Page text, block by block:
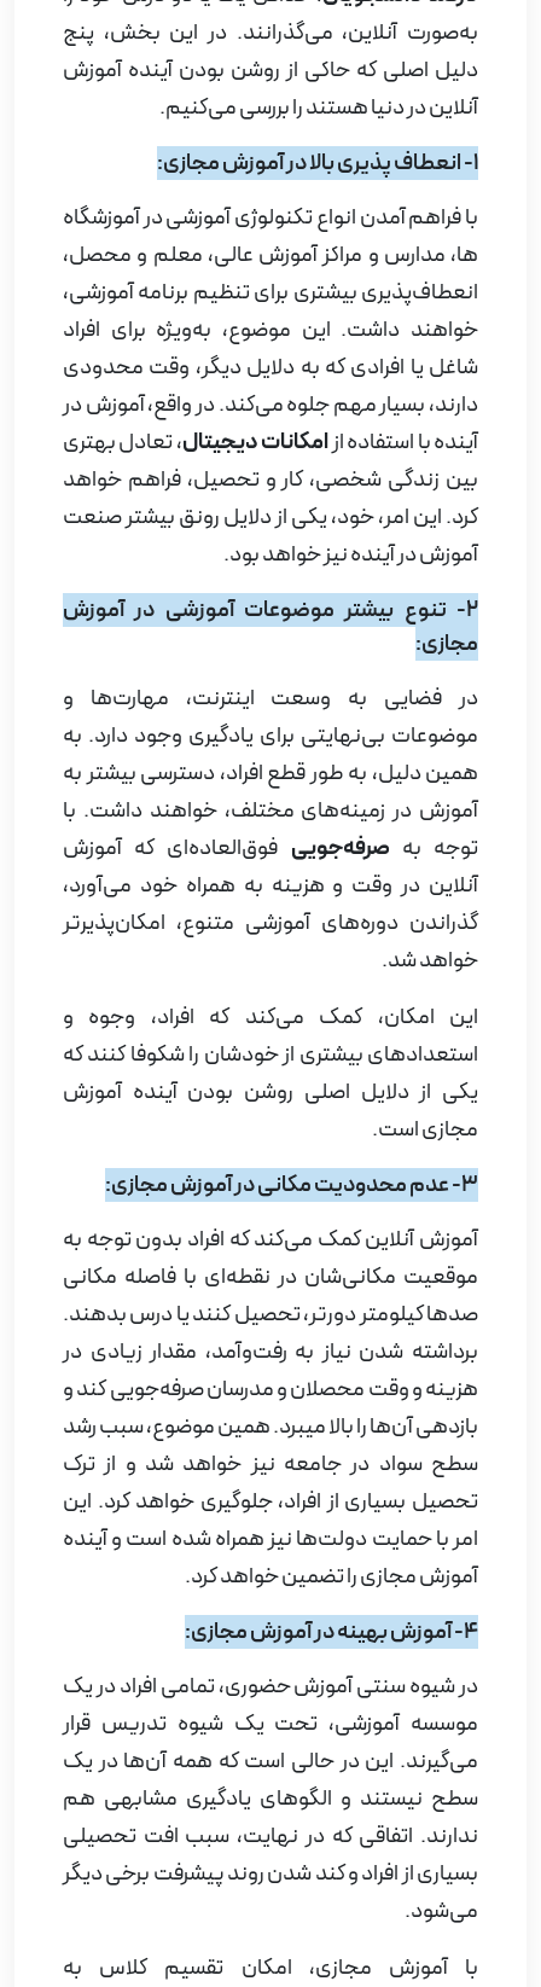
به‌صورت آنلاین، می‌گذرانند. در این بخش، پنج
دلیل اصلی که حاکی از روشن بودن آینده آموزش
آنلاین در دنیا هستند را بررسی می‌کنیم.
1- انعطاف پذیری بالا در آموزش مجازی:
با فراهم آمدن انواع تکنولوژی آموزشی در آموزشگاه
ها، مدارس و مراکز آموزش عالی، معلم و محصل،
انعطاف‌پذیری بیشتری برای تنظیم برنامه آموزشی،
خواهند داشت. این موضوع، به‌ویژه برای افراد
شاغل یا افرادی که به دلایل دیگر، وقت محدودی
دارند، بسیار مهم جلوه می‌کند. در واقع، آموزش در
آینده با استفاده ازامکانات دیجیتال، تعادل بهتری
بین زندگی شخصی، کار و تحصیل، فراهم خواهد
کرد. این امر، خود، یکی از دلایل رونق بیشتر صنعت
آموزش در آینده نیز خواهد بود.
2- تنوع بیشتر موضوعات آموزشی در آموزش
مجازی:
در فضایی به وسعت اینترنت، مهارت‌ها و
موضوعات بی‌نهایتی برای یادگیری وجود دارد. به
همین دلیل، به طور قطع افراد، دسترسی بیشتر به
آموزش در زمینه‌های مختلف، خواهند داشت. با
توجه به صرفه‌جویی فوق‌العاده‌ای که آموزش
آنلاین در وقت و هزینه به همراه خود می‌آورد،
گذراندن دوره‌های آموزشی متنوع، امکان‌پذیرتر
خواهد شد.
این امکان، کمک می‌کند که افراد، وجوه و
استعدادهای بیشتری از خودشان را شکوفا کنند که
یکی از دلایل اصلی روشن بودن آینده آموزش
مجازی است.
3- عدم محدودیت مکانی در آموزش مجازی:
آموزش آنلاین کمک می‌کند که افراد بدون توجه به
موقعیت مکانی‌شان در نقطه‌ای با فاصله مکانی
صدها کیلومتر دورتر، تحصیل کنند یا درس بدهند.
برداشته شدن نیاز به رفت‌وآمد، مقدار زیادی در
هزینه و وقت محصلان و مدرسان صرفه‌جویی کند و
بازدهی آن‌ها را بالا می­برد. همین موضوع، سبب رشد
سطح سواد در جامعه نیز خواهد شد و از ترک
تحصیل بسیاری از افراد، جلوگیری خواهد کرد. این
امر با حمایت دولت‌ها نیز همراه شده است و آینده
آموزش مجازی را تضمین خواهد کرد.
4- آموزش بهینه‌ در آموزش مجازی:
در شیوه سنتی آموزش حضوری، تمامی افراد در یک
موسسه آموزشی، تحت یک شیوه تدریس قرار
می‌گیرند. این در حالی است که همه آن‌ها در یک
سطح نیستند و الگوهای یادگیری مشابهی هم
ندارند. اتفاقی که در نهایت، سبب افت تحصیلی
بسیاری از افراد و کند شدن روند پیشرفت برخی دیگر
می‌شود.
با آموزش مجازی، امکان تقسیم کلاس به